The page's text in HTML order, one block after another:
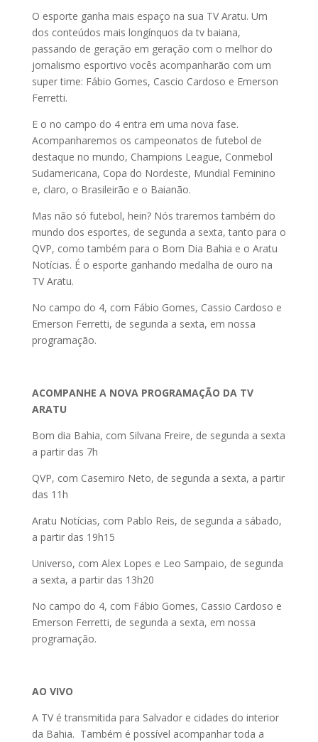
O esporte ganha mais espaço na sua TV Aratu. Um
dos conteúdos mais longínquos da tv baiana,
passando de geração em geração com o melhor do
jornalismo esportivo vocês acompanharão com um
super time: Fábio Gomes, Cascio Cardoso e Emerson
Ferretti.
E o no campo do 4 entra em uma nova fase.
Acompanharemos os campeonatos de futebol de
destaque no mundo, Champions League, Conmebol
Sudamericana, Copa do Nordeste, Mundial Feminino
e, claro, o Brasileirão e o Baianão.
Mas não só futebol, hein? Nós traremos também do
mundo dos esportes, de segunda a sexta, tanto para o
QVP, como também para o Bom Dia Bahia e o Aratu
Notícias. É o esporte ganhando medalha de ouro na
TV Aratu.
No campo do 4, com Fábio Gomes, Cassio Cardoso e
Emerson Ferretti, de segunda a sexta, em nossa
programação.
ACOMPANHE A NOVA PROGRAMAÇÃO DA TV
ARATU
Bom dia Bahia, com Silvana Freire, de segunda a sexta
a partir das 7h
QVP, com Casemiro Neto, de segunda a sexta, a partir
das 11h
Aratu Notícias, com Pablo Reis, de segunda a sábado,
a partir das 19h15
Universo, com Alex Lopes e Leo Sampaio, de segunda
a sexta, a partir das 13h20
No campo do 4, com Fábio Gomes, Cassio Cardoso e
Emerson Ferretti, de segunda a sexta, em nossa
programação.
AO VIVO
A TV é transmitida para Salvador e cidades do interior
da Bahia. Também é possível acompanhar toda a